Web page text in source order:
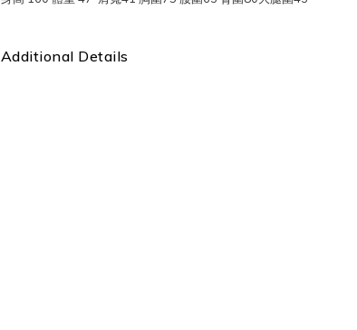
Additional Details